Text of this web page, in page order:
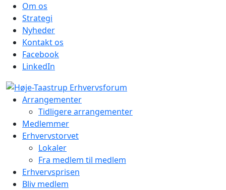
Om os
Strategi
Nyheder
Kontakt os
Facebook
LinkedIn
Arrangementer
Tidligere arrangementer
Medlemmer
Erhvervstorvet
Lokaler
Fra medlem til medlem
Erhvervsprisen
Bliv medlem